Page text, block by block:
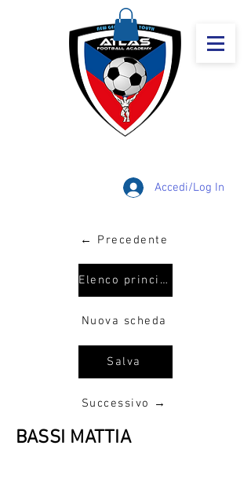
Accedi/Log In
← Precedente
Elenco principale
Nuova scheda
Salva
Successivo →
BASSI MATTIA